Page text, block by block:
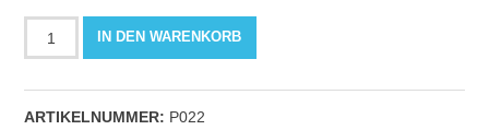
und
verboten
II
IN DEN WARENKORB
ARTIKELNUMMER: P022